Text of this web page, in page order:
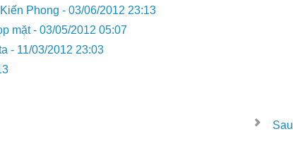
Phong -03/06/2012 23:13
mặt -03/05/2012 05:07
- 11/03/2012 23:03
Sau